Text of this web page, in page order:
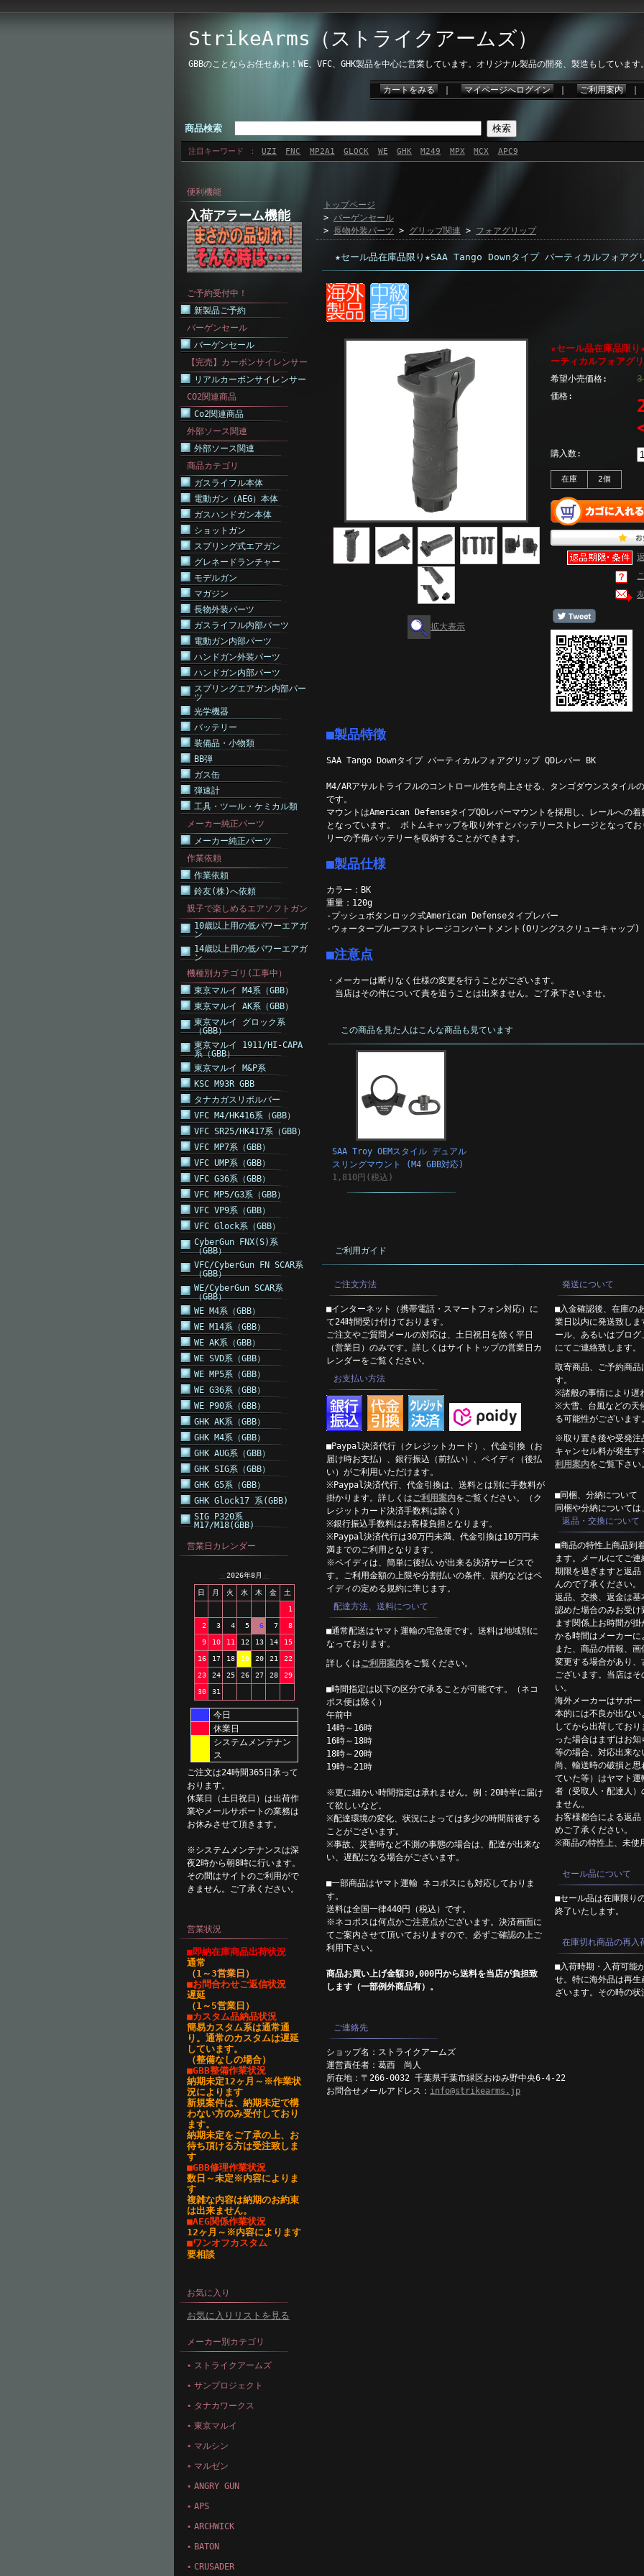
StrikeArms（ストライクアームズ）
GBBのことならお任せあれ！WE、VFC、GHK製品を中心に営業しています。オリジナル製品の開発、製造もしています。
カートをみる マイページへログイン ご利用案内
商品検索
注目キーワード UZI FNC MP2A1 GLOCK WE GHK M249 MPX MCX APC9
便利機能
入荷アラーム機能
ご予約受付中！
新製品ご予約
バーゲンセール
バーゲンセール
【完売】カーボンサイレンサー
リアルカーボンサイレンサー
CO2関連商品
Co2関連商品
外部ソース関連
外部ソース関連
商品カテゴリ
ガスライフル本体
電動ガン（AEG）本体
ガスハンドガン本体
ショットガン
スプリング式エアガン
グレネードランチャー
モデルガン
マガジン
長物外装パーツ
ガスライフル内部パーツ
電動ガン内部パーツ
ハンドガン外装パーツ
ハンドガン内部パーツ
スプリングエアガン内部パー
ツ
光学機器
バッテリー
装備品・小物類
BB弾
ガス缶
弾速計
工具・ツール・ケミカル類
メーカー純正パーツ
メーカー純正パーツ
作業依頼
作業依頼
鈴友(株)へ依頼
親子で楽しめるエアソフトガン
10歳以上用の低パワーエアガ
ン
14歳以上用の低パワーエアガ
ン
機種別カテゴリ(工事中）
東京マルイ M4系（GBB）
東京マルイ AK系（GBB）
東京マルイ グロック系
（GBB）
東京マルイ 1911/HI-CAPA
系（GBB）
東京マルイ M&P系
KSC M93R GBB
タナカガスリボルバー
VFC M4/HK416系（GBB）
VFC SR25/HK417系（GBB）
VFC MP7系（GBB）
VFC UMP系（GBB）
VFC G36系（GBB）
VFC MP5/G3系（GBB）
VFC VP9系（GBB）
VFC Glock系（GBB）
CyberGun FNX(S)系
（GBB）
VFC/CyberGun FN SCAR系
（GBB）
WE/CyberGun SCAR系
（GBB）
WE M4系（GBB）
WE M14系（GBB）
WE AK系（GBB）
WE SVD系（GBB）
WE MP5系（GBB）
WE G36系（GBB）
WE P90系（GBB）
GHK AK系（GBB）
GHK M4系（GBB）
GHK AUG系（GBB）
GHK SIG系（GBB）
GHK G5系（GBB）
GHK Glock17 系(GBB)
SIG P320系
M17/M18(GBB)
営業日カレンダー
2026年8月
日 月 火 水 木 金 土
1
2 3 4 5 6 7 8
9 10 11 12 13 14 15
16 17 18 19 20 21 22
23 24 25 26 27 28 29
30 31
今日
休業日
システムメンテナン
ス
ご注文は24時間365日承って
おります。
休業日（土日祝日）は出荷作
業やメールサポートの業務は
お休みさせて頂きます。
※システムメンテナンスは深
夜2時から朝8時に行います。
その間はサイトのご利用がで
きません。ご了承ください。
営業状況
■即納在庫商品出荷状況
通常
（1～3営業日 ）
■お問合わせご返信状況
遅延
（1～5営業日）
■カスタム品納品状況
簡易カスタム系は通常通
り。通常のカスタムは遅延
しています。
（整備なしの場合）
■GBB整備作業状況
納期未定12ヶ月～※作業状
況によります
新規案件は、納期未定で構
わない方のみ受付しており
ます。
納期未定をご了承の上、お
待ち頂ける方は受注致しま
す
■GBB修理作業状況
数日～未定※内容によりま
す
複雑な内容は納期のお約束
は出来ません。
■AEG関係作業状況
12ヶ月～※内容によります
■ワンオフカスタム
要相談
お気に入り
お気に入りリストを見る
メーカー別カテゴリ
ストライクアームズ
サンプロジェクト
タナカワークス
東京マルイ
マルシン
マルゼン
ANGRY GUN
APS
ARCHWICK
BATON
CRUSADER
トップページ
> バーゲンセール
> 長物外装パーツ > グリップ関連 > フォアグリップ
★セール品在庫品限り★SAA Tango Downタイプ バーティカルフォアグ
拡大表示
★セール品在庫品限
ーティカルフォアグ
希望小売価格:
価格:
購入数:
在庫 2個
■製品特徴
SAA Tango Downタイプ バーティカルフォアグリップ QDレバー BK
M4/ARアサルトライフルのコントロール性を向上させる、タンゴダウンスタイル
です。
マウントはAmerican DefenseタイプQDレバーマウントを採用し、レールへの着
となっています。 ボトムキャップを取り外すとバッテリーストレージとなって
リーの予備バッテリーを収納することができます。
■製品仕様
カラー：BK
重量：120g
-プッシュボタンロック式American Defenseタイプレバー
-ウォータープルーフストレージコンパートメント(Oリングスクリューキャップ)
■注意点
・メーカーは断りなく仕様の変更を行うことがございます。
当店はその件について責を追うことは出来ません。ご了承下さいませ。
この商品を見た人はこんな商品も見ています
SAA Troy OEMスタイル デュアル
スリングマウント (M4 GBB対応)
1,810円(税込)
ご利用ガイド
ご注文方法
■インターネット（携帯電話・スマートフォン対応）に
て24時間受け付けております。
ご注文やご質問メールの対応は、土日祝日を除く平日
（営業日）のみです。詳しくはサイトトップの営業日カ
レンダーをご覧ください。
お支払い方法
■Paypal決済代行（クレジットカード）、代金引換（お
届け時お支払）、銀行振込（前払い）、ペイディ（後払
い）がご利用いただけます。
※Paypal決済代行、代金引換は、送料とは別に手数料が
掛かります。詳しくはご利用案内をご覧ください。（ク
レジットカード決済手数料は除く）
※銀行振込手数料はお客様負担となります。
※Paypal決済代行は30万円未満、代金引換は10万円未
満までのご利用となります。
※ペイディは、簡単に後払いが出来る決済サービスで
す。ご利用金額の上限や分割払いの条件、規約などはペ
イディの定める規約に準じます。
配達方法、送料について
■通常配送はヤマト運輸の宅急便です。送料は地域別に
なっております。
詳しくはご利用案内をご覧ください。
■時間指定は以下の区分で承ることが可能です。（ネコ
ポス便は除く）
午前中
14時～16時
16時～18時
18時～20時
19時～21時
※更に細かい時間指定は承れません。例：20時半に届け
て欲しいなど。
※配達環境の変化、状況によっては多少の時間前後する
ことがございます。
※事故、災害時など不測の事態の場合は、配達が出来な
い、遅配になる場合がございます。
■一部商品はヤマト運輸 ネコポスにも対応しておりま
す。
送料は全国一律440円（税込）です。
※ネコポスは何点かご注意点がございます。決済画面に
てご案内させて頂いておりますので、必ずご確認の上ご
利用下さい。
商品お買い上げ金額30,000円から送料を当店が負担致
します（一部例外商品有）。
発送について
■入金確認後、在庫の
業日以内に発送致し
ール、あるいはブログ
にてご連絡致します。
取寄商品、ご予約商品
す。
※諸般の事情により遅
※大雪、台風などの天
る可能性がございます
※取り置き後や受発注
キャンセル料が発生
利用案内をご覧下さい
■同梱、分納について
同梱や分納については
返品・交換について
■商品の特性上商品到
ます。メールにてご連
期限を過ぎますと返
んので了承ください。
返品、交換、返金は基
認めた場合のみお受け
ます関係上お時間が
かる時間はメーカーに
また、商品の情報、
変更する場合があり
ございます。当店は
い。
海外メーカーはサポ
本的には不良が出な
してから出荷してお
った場合はまずはお
等の場合、対応出来な
尚、輸送時の破損と
ていた等）はヤマト
者（受取人・配達人
ません。
お客様都合による返
めご了承ください。
※商品の特性上、未使
セール品について
■セール品は在庫限り
終了いたします。
在庫切れ商品の再入
■入荷時期・入荷可能
せ。特に海外品は再
ざいます。その時の状
ご連絡先
ショップ名：ストライクアームズ
運営責任者：葛西 尚人
所在地：〒266-0032 千葉県千葉市緑区おゆみ野中央6-4-22
お問合せメールアドレス： info@strikearms.jp